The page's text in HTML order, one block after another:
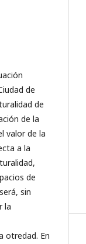
de
de
de la
valor de la
a la
de
sin
la
otredad. En